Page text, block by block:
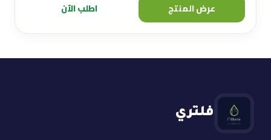
عرض المنتج اطلب الآن
فلتري